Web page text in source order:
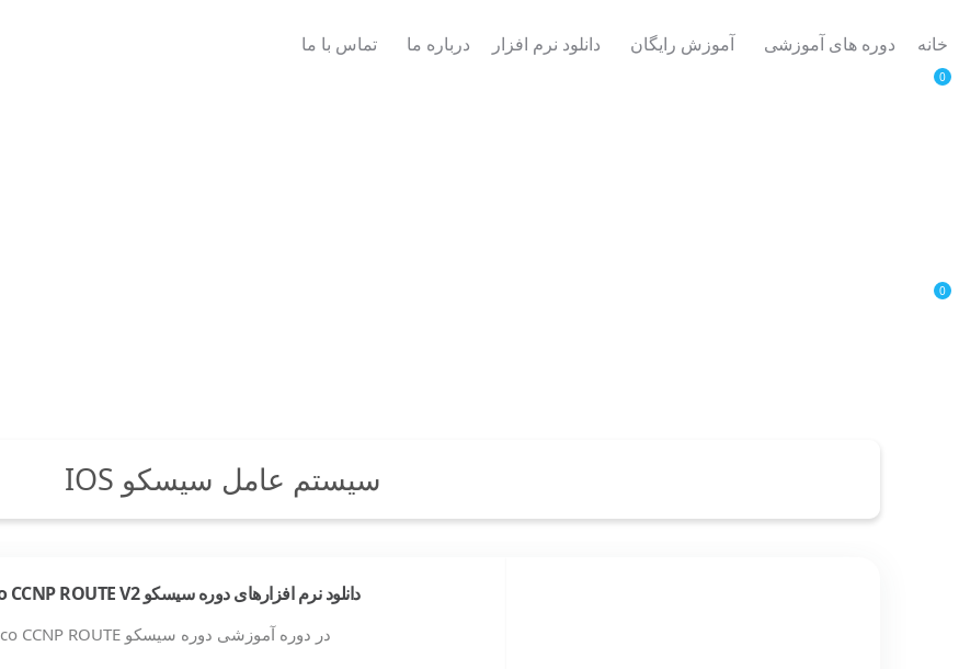
خانه دوره های آموزشی آموزش رایگان دانلود نرم افزار درباره ما تماس با ما
0
0
سیستم عامل سیسکو IOS
دانلود نرم افزارهای دوره سیسکو Cisco CCNP ROUTE V2
در دوره آموزشی دوره سیسکو Cisco CCNP ROUTE…